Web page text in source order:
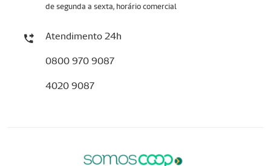
de segunda a sexta, horário comercial
Atendimento 24h
0800 970 9087
4020 9087